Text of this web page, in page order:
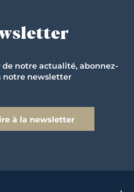
de notre actualité, abonnez-
notre newsletter
à la newsletter